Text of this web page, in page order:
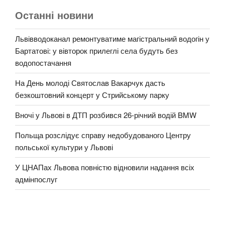
Останні новини
Львівводоканал ремонтуватиме магістральний водогін у
Бартатові: у вівторок прилеглі села будуть без
водопостачання
На День молоді Святослав Вакарчук дасть
безкоштовний концерт у Стрийському парку
Вночі у Львові в ДТП розбився 26-річний водій BMW
Польща розслідує справу недобудованого Центру
польської культури у Львові
У ЦНАПах Львова повністю відновили надання всіх
адмінпослуг